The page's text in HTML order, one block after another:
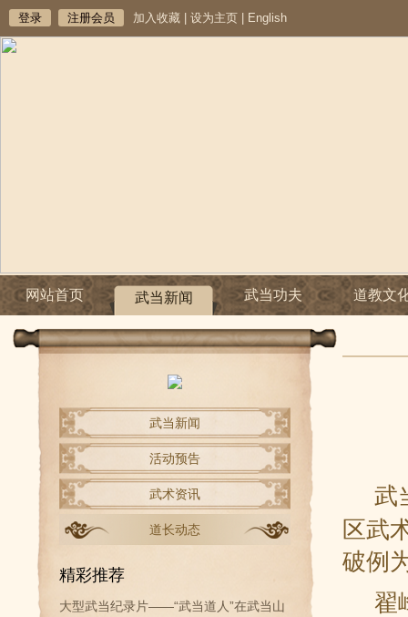
登录 注册会员 加入收藏 设为主页 English
网站首页 武当新闻 武当功夫 道教文
武当新闻
活动预告
武术资讯
道长动态
精彩推荐
大型武当纪录片——“武当道人”在武当山
武
区武
破例
翟